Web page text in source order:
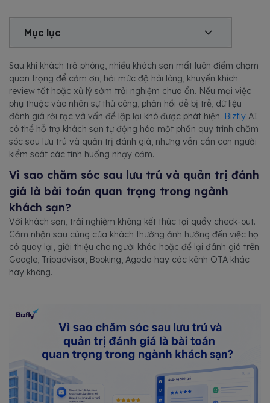
Mục lục
Sau khi khách trả phòng, nhiều khách sạn mất luôn điểm chạm
quan trọng để cảm ơn, hỏi mức độ hài lòng, khuyến khích
review tốt hoặc xử lý sớm trải nghiệm chưa ổn. Nếu mọi việc
phụ thuộc vào nhân sự thủ công, phản hồi dễ bị trễ, dữ liệu
đánh giá rời rạc và vấn đề lặp lại khó được phát hiện. Bizfly AI
có thể hỗ trợ khách sạn tự động hóa một phần quy trình chăm
sóc sau lưu trú và quản trị đánh giá, nhưng vẫn cần con người
kiểm soát các tình huống nhạy cảm.
Vì sao chăm sóc sau lưu trú và quản trị đánh
giá là bài toán quan trọng trong ngành
khách sạn?
Với khách sạn, trải nghiệm không kết thúc tại quầy check-out.
Cảm nhận sau cùng của khách thường ảnh hưởng đến việc họ
có quay lại, giới thiệu cho người khác hoặc để lại đánh giá trên
Google, Tripadvisor, Booking, Agoda hay các kênh OTA khác
hay không.